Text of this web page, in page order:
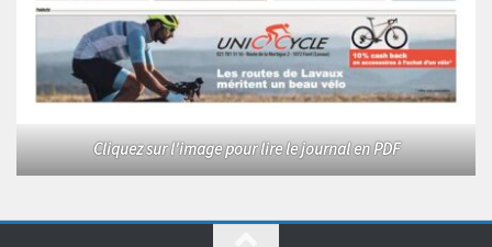
Cliquez sur l'image pour lire le journal en PDF